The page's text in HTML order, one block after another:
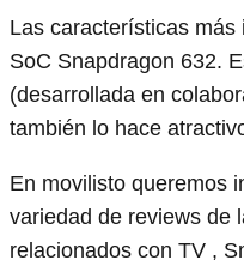
Las características
SoC Snapdragon 632.
(desarrollada en
también lo hace
En movilisto queremos
variedad de reviews de
relacionados con TV ,